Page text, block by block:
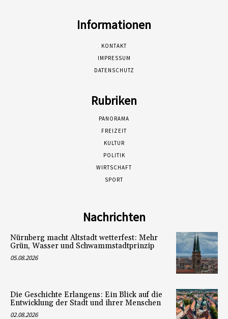
Informationen
KONTAKT
IMPRESSUM
DATENSCHUTZ
Rubriken
PANORAMA
FREIZEIT
KULTUR
POLITIK
WIRTSCHAFT
SPORT
Nachrichten
Nürnberg macht Altstadt wetterfest: Mehr
Grün, Wasser und Schwammstadtprinzip
05.08.2026
Die Geschichte Erlangens: Ein Blick auf die
Entwicklung der Stadt und ihrer Menschen
02.08.2026